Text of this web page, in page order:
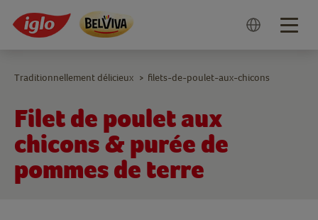
Filet de poulet aux
chicons & purée de
pommes de terre
Traditionnellement délicieux > filets-de-poulet-aux-chicons